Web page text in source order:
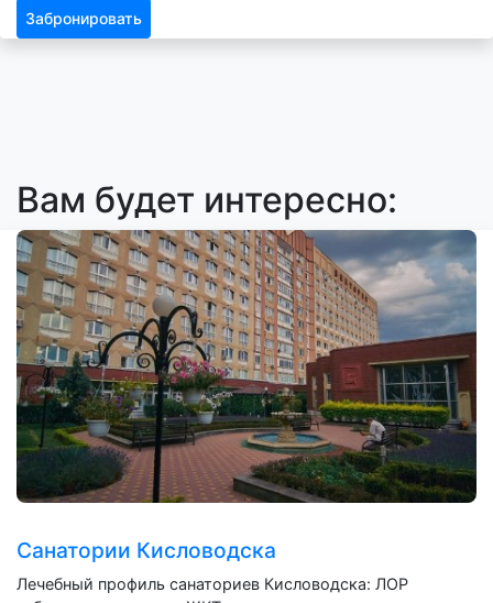
Забронировать
Вам будет интересно:
Санатории Кисловодска
Лечебный профиль санаториев Кисловодска: ЛОР